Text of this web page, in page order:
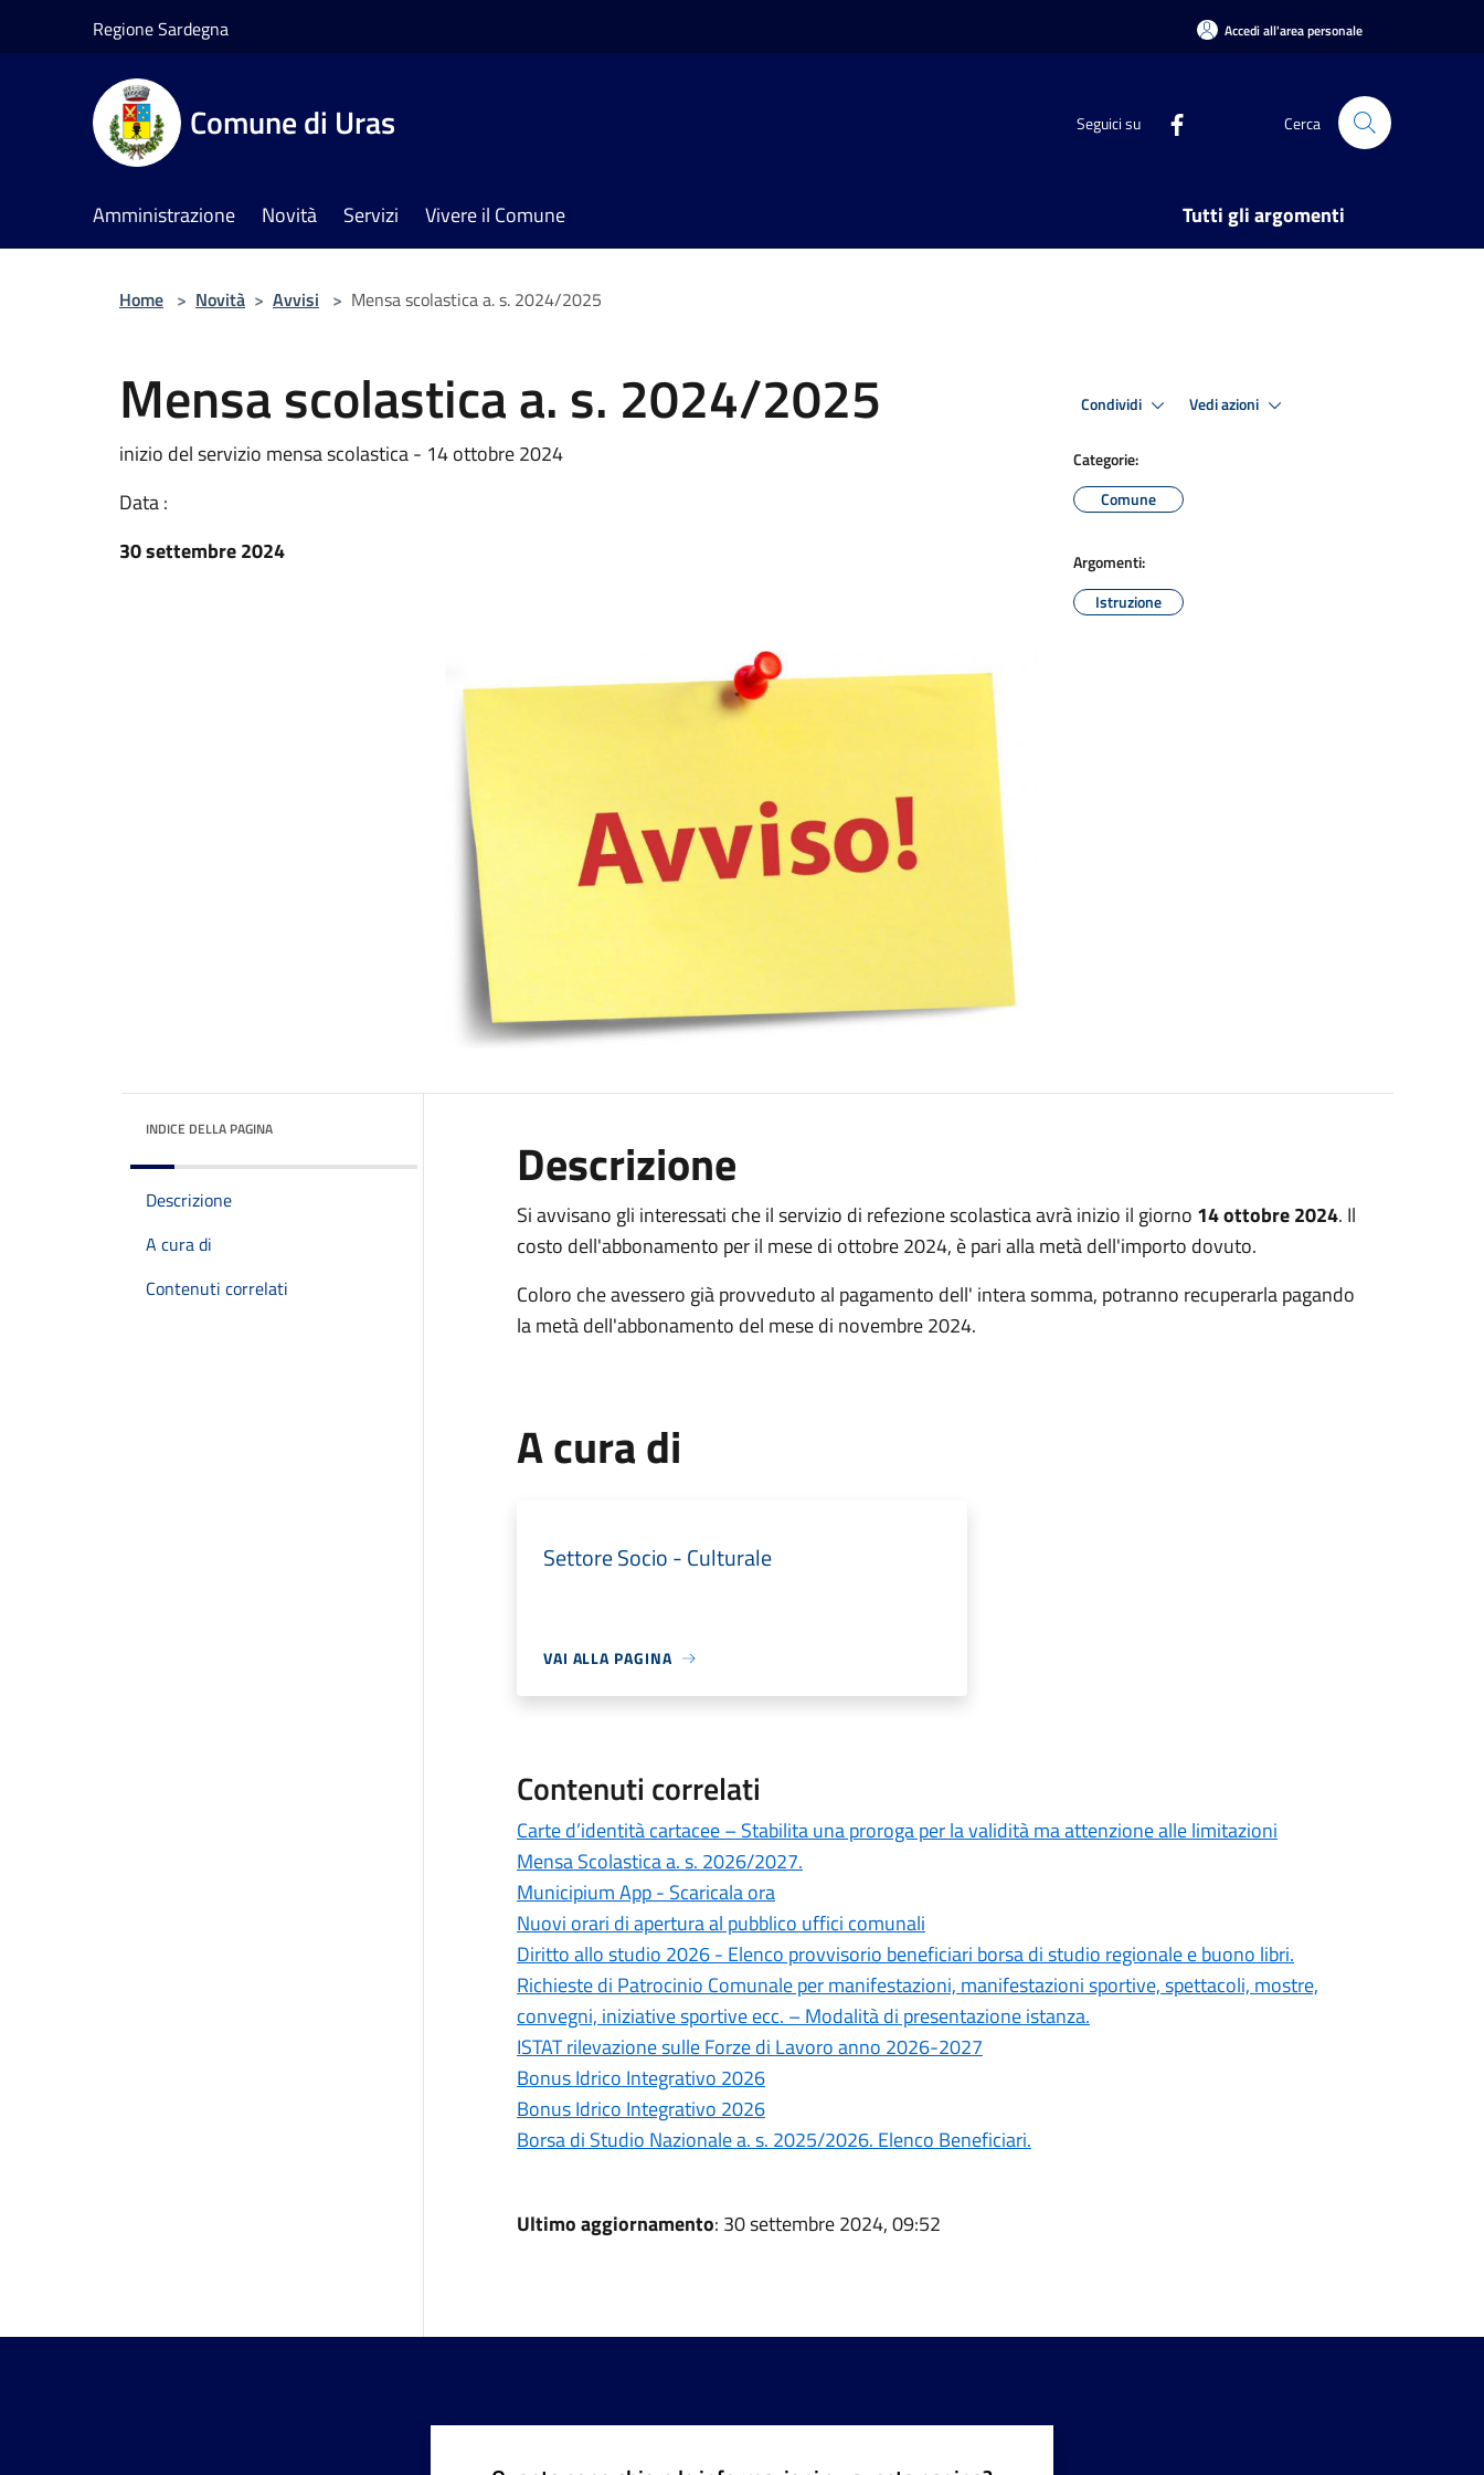
Regione Sardegna Accedi all'area personale
Comune di Uras Seguici su Cerca
Amministrazione Novità Servizi Vivere il Comune Tutti gli argomenti
Home > Novità > Avvisi > Mensa scolastica a. s. 2024/2025
Mensa scolastica a. s. 2024/2025
inizio del servizio mensa scolastica - 14 ottobre 2024
Data :
30 settembre 2024
Condividi Vedi azioni
Categorie:
Comune
Argomenti:
Istruzione
INDICE DELLA PAGINA
Descrizione
A cura di
Contenuti correlati
Descrizione
Si avvisano gli interessati che il servizio di refezione scolastica avrà inizio il giorno 14 ottobre 2024. Il
costo dell'abbonamento per il mese di ottobre 2024, è pari alla metà dell'importo dovuto.
Coloro che avessero già provveduto al pagamento dell' intera somma, potranno recuperarla pagando
la metà dell'abbonamento del mese di novembre 2024.
A cura di
Settore Socio - Culturale
VAI ALLA PAGINA
Contenuti correlati
Carte d’identità cartacee – Stabilita una proroga per la validità ma attenzione alle limitazioni
Mensa Scolastica a. s. 2026/2027.
Municipium App - Scaricala ora
Nuovi orari di apertura al pubblico uffici comunali
Diritto allo studio 2026 - Elenco provvisorio beneficiari borsa di studio regionale e buono libri.
Richieste di Patrocinio Comunale per manifestazioni, manifestazioni sportive, spettacoli, mostre,
convegni, iniziative sportive ecc. – Modalità di presentazione istanza.
ISTAT rilevazione sulle Forze di Lavoro anno 2026-2027
Bonus Idrico Integrativo 2026
Bonus Idrico Integrativo 2026
Borsa di Studio Nazionale a. s. 2025/2026. Elenco Beneficiari.
Ultimo aggiornamento: 30 settembre 2024, 09:52